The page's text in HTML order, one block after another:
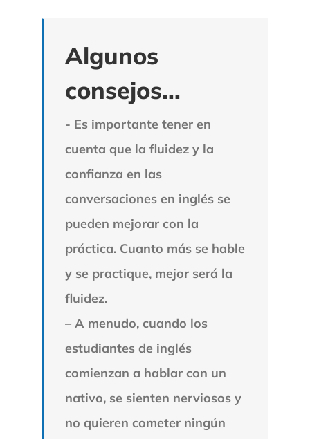
Algunos
consejos...
- Es importante tener en
cuenta que la fluidez y la
confianza en las
conversaciones en inglés se
pueden mejorar con la
práctica. Cuanto más se hable
y se practique, mejor será la
fluidez.
– A menudo, cuando los
estudiantes de inglés
comienzan a hablar con un
nativo, se sienten nerviosos y
no quieren cometer ningún